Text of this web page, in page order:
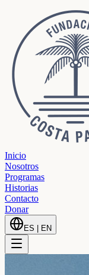
Inicio
Nosotros
Programas
Historias
Contacto
Donar
ES EN